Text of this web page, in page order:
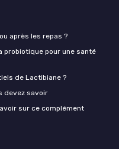
après les repas ?
probiotique pour une santé
de Lactibiane ?
devez savoir
sur ce complément